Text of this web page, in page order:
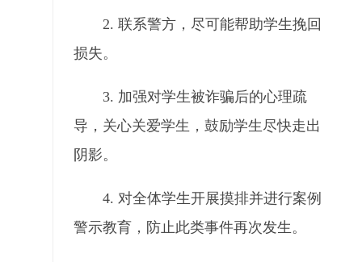
2. 联系警方，尽可能帮助学生挽回
损失。
3. 加强对学生被诈骗后的心理疏
导，关心关爱学生，鼓励学生尽快走出
阴影。
4. 对全体学生开展摸排并进行案例
警示教育，防止此类事件再次发生。